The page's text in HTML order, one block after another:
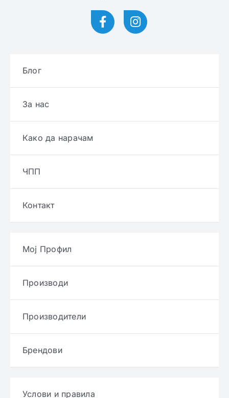
Блог
За нас
Како да нарачам
ЧПП
Контакт
Мој Профил
Производи
Производители
Брендови
Услови и правила